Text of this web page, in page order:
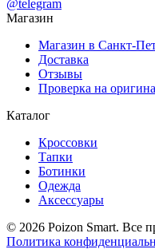
@telegram
Магазин
Магазин в Санкт-
Доставка
Отзывы
Проверка на
Каталог
Кроссовки
Тапки
Ботинки
Одежда
Аксессуары
© 2026 Poizon Smart. Все
Политика